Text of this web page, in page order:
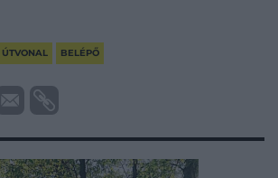
ÚTVONAL BELÉPŐ